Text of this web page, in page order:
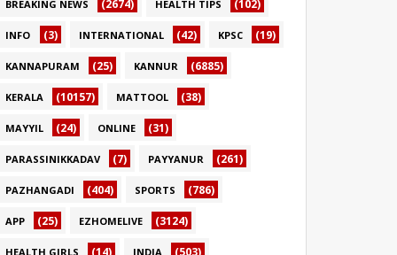
BREAKING NEWS (2674) HEALTH TIPS (102)
INFO (3) INTERNATIONAL (42) KPSC (19)
KANNAPURAM (25) KANNUR (6885)
KERALA (10157) MATTOOL (38)
MAYYIL (24) ONLINE (31)
PARASSINIKKADAV (7) PAYYANUR (261)
PAZHANGADI (404) SPORTS (786)
APP (25) EZHOMELIVE (3124)
HEALTH GIRLS (14) INDIA (503)